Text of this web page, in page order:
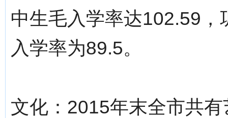
中生毛入学率达102.59
入学率为89.5。
文化：2015年末全市共